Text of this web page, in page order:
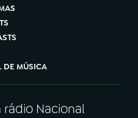
DE MÚSICA
rádio Nacional